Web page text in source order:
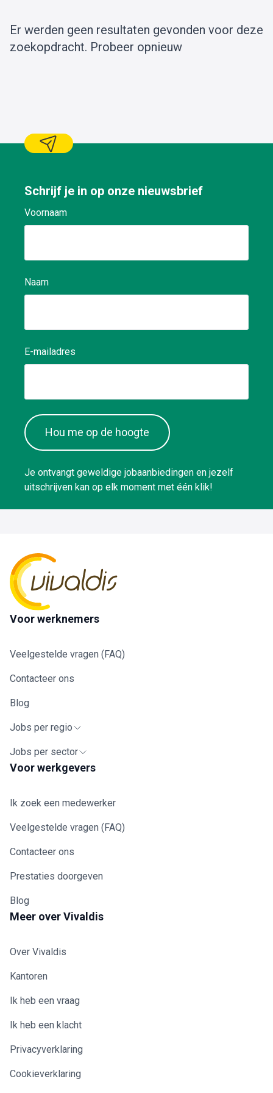
Er werden geen resultaten gevonden voor deze
zoekopdracht. Probeer opnieuw
Schrijf je in op onze nieuwsbrief
Voornaam
Naam
E-mailadres
Hou me op de hoogte
Je ontvangt geweldige jobaanbiedingen en jezelf
uitschrijven kan op elk moment met één klik!
Voor werknemers
Veelgestelde vragen (FAQ)
Contacteer ons
Blog
Jobs per regio
Jobs per sector
Voor werkgevers
Ik zoek een medewerker
Veelgestelde vragen (FAQ)
Contacteer ons
Prestaties doorgeven
Blog
Meer over Vivaldis
Over Vivaldis
Kantoren
Ik heb een vraag
Ik heb een klacht
Privacyverklaring
Cookieverklaring